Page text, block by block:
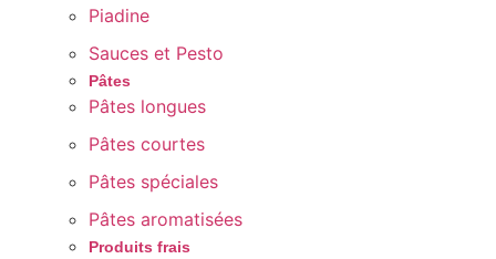
Piadine
Sauces et Pesto
Pâtes
Pâtes longues
Pâtes courtes
Pâtes spéciales
Pâtes aromatisées
Produits frais